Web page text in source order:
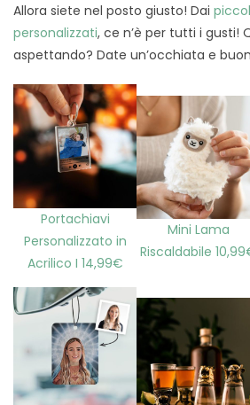
Allora siete nel posto giusto! Dai
personalizzati, ce n’è per tutti i gusti!
aspettando? Date un’occhiata e
Portachiavi
Personalizzato in
Acrilico I 14,99€
Mini Lama
Riscaldabile